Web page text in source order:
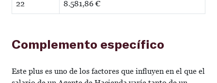
22 8.581,86 €
Complemento específico
Este plus es uno de los factores que influyen en el que el